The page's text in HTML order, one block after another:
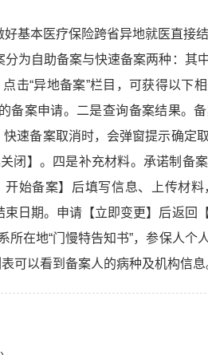
基本医疗保险跨省异地就医直接
为自助备案与快速备案两种：其
击“异地备案”栏目，可获得以下
备案申请。二是查询备案结果。
速备案取消时，会弹窗提示确定
闭】。四是补充材料。承诺制备
始备案】后填写信息、上传材
日期。申请【立即变更】后返回
在地“门慢特告知书”，参保人个
可以看到备案人的病种及机构信息